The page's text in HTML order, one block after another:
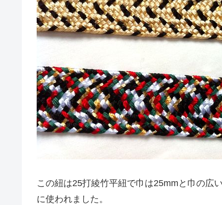
この紐は25打綾竹平紐で巾は25mmと巾の広
に使われました。